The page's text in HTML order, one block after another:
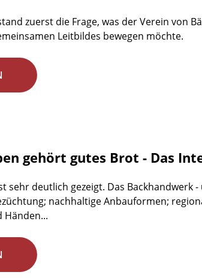
zuerst die Frage, was der Verein von
Leitbildes bewegen möchte.
gehört gutes Brot - Das
sehr deutlich gezeigt. Das Backhandwerk
nachhaltige Anbauformen;
Händen...